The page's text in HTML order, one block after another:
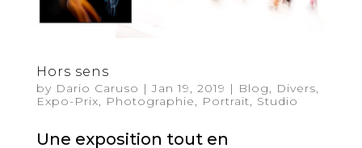
Hors sens
by Dario Caruso |Jan 19, 2019 | Blog, Divers,
Expo-Prix, Photographie, Portrait, Studio
Une exposition tout en